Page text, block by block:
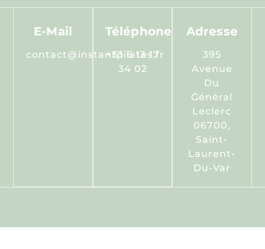
E-Mail
contact@instantpilates.fr
Téléphone
+33 6 13 17
34 02
Adresse
395
Avenue
Du
Général
Leclerc
06700,
Saint-
Laurent-
Du-Var